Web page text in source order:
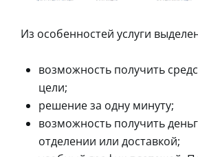
Из особенностей услуги
возможность получить
цели;
решение за одну минуту;
возможность получить
отделении или доставкой;